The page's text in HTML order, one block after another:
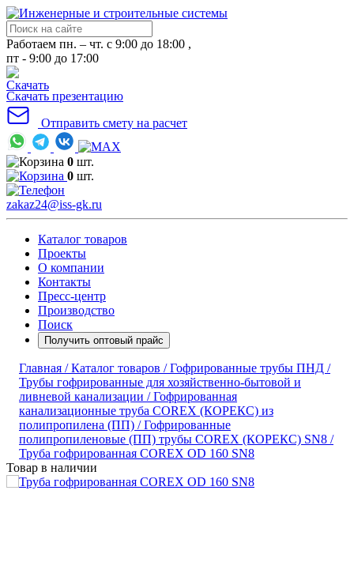
Работаем пн. – чт. с 9:00 до 18:00 ,
пт - 9:00 до 17:00
Скачать презентацию
Отправить смету на расчет
0 шт.
0 шт.
zakaz24@iss-gk.ru
Каталог товаров
Проекты
О компании
Контакты
Пресс-центр
Производство
Поиск
Получить оптовый прайс
Главная /Каталог товаров /Гофрированные трубы ПНД /
Трубы гофрированные для хозяйственно-бытовой и
ливневой канализации /Гофрированная
канализационные труба COREX (КОРЕКС) из
полипропилена (ПП) /Гофрированные
полипропиленовые (ПП) трубы COREX (КОРЕКС) SN8 /
Труба гофрированная COREX OD 160 SN8
Товар в наличии